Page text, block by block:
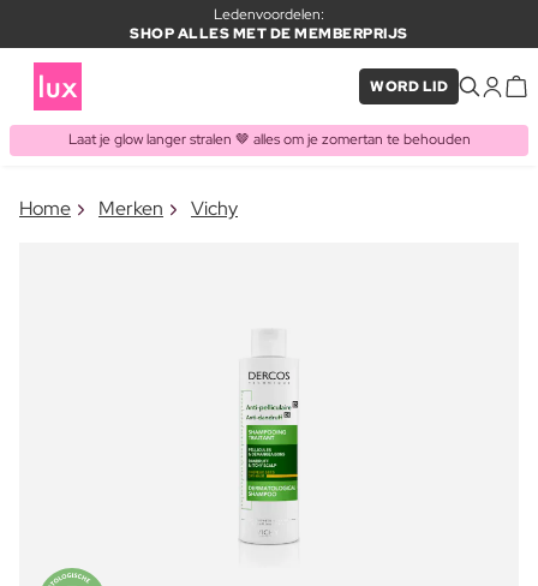
Ledenvoordelen:
SHOP ALLES MET DE MEMBERPRIJS
WORD LID
Laat je glow langer stralen 🤎 alles om je zomertan te behouden
ITEM TOEGEVOEGD AAN
Vaak samen gekocht met
Home Merken Vichy